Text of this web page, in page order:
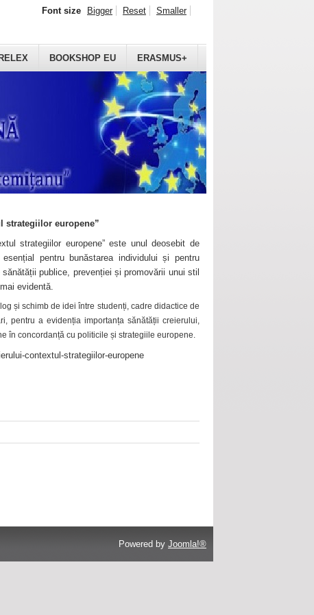
BOOKSHOP EU ERASMUS+
Font size Bigger Reset Smaller
strategiilor europene”
strategiilor europene” este unul deosebit de
pentru bunăstarea individului și pentru
publice, prevenției și promovării unui stil
evidentă.
și schimb de idei între studenți, cadre didactice de
pentru a evidenția importanța sănătății creierului,
în concordanță cu politicile și strategiile europene.
contextul-strategiilor-europene
Powered by Joomla!®